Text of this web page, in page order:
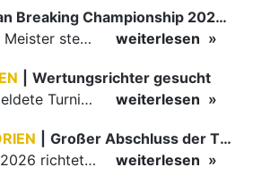
German Breaking Championship 2026 in Hannover
Der erste Deutsche Meister steht fest B-Boy Roman siegt bei den Juniors
weiterlesen
Wertungsrichter gesucht
Für einige nachgemeldete Turniere im 2 Halbjahr sucht der ZWE noch Wertungsrichter.
weiterlesen
Großer Abschluss der TBW-Trophy in Weinheim
Am 18. und 19. Juli 2026 richtete die Tanzsportabteilung (TSA) der TSG 1862 Weinheim das Abschlussturnier der diesjährigen TBW-Trophy-Serie aus. Zum traditionellen Saisonfinale kamen rund 400 Starts über…
weiterlesen